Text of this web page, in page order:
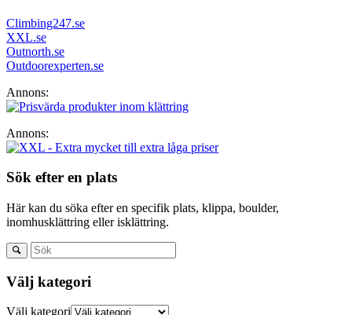
Climbing247.se
XXL.se
Outnorth.se
Outdoorexperten.se
Annons:
Annons:
Sök efter en plats
Här kan du söka efter en specifik plats, klippa, boulder,
inomhusklättring eller isklättring.
Välj kategori
Välj kategori